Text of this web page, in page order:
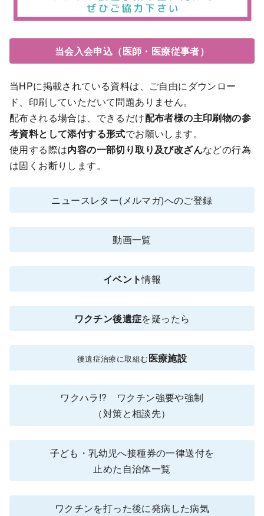
当会入会申込（医師・医療従事者）
当HPに掲載されている資料は、ご自由にダウンロー
ド、印刷していただいて問題ありません。
配布される場合は、できるだけ配布者様の主印刷物の参
考資料として添付する形式でお願いします。
使用する際は内容の一部切り取り及び改ざんなどの行為
は固くお断りします。
ニュースレター(メルマガ)へのご登録
動画一覧
イベント情報
ワクチン後遺症を疑ったら
後遺症治療に取組む医療施設
ワクハラ!? ワクチン強要や強制
（対策と相談先）
子ども・乳幼児へ接種券の一律送付を
止めた自治体一覧
ワクチンを打った後に発病した病気